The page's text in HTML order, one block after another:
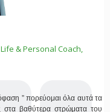
Life & Personal Coach,
” πορεύομαι όλα αυτά τα
στα βαθύτερα στρώματα του